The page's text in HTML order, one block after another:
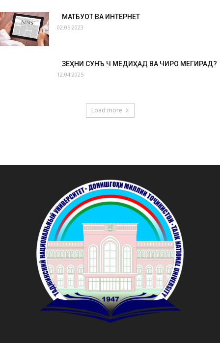
МАТБУОТ ВА ИНТЕРНЕТ
02.05.2023
ЗЕҲНИ СУНЪӢ ЧӢ МЕДИҲАД ВА ЧИРО МЕГИРАД?
12.04.2025
Load more